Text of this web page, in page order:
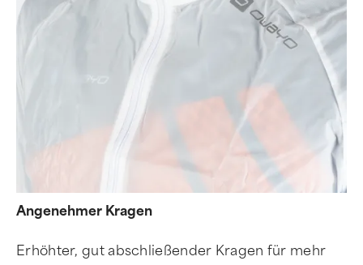
Angenehmer Kragen
Erhöhter, gut abschließender Kragen für mehr